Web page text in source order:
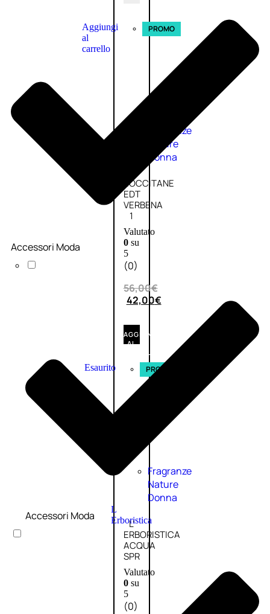
Aggiungi
al
carrello
PROMO
Fragranze
Nature
Donna
L’OCCITANE
EDT
VERBENA
1
Valutato
0su
5
(0)
56,00€
42,00€
AGGIUNGI
AL
CARRELLO
Esaurito PROMO
Fragranze
Nature
Donna
L
Erboristica
L’
ERBORISTICA
ACQUA
SPR
Valutato
0su
5
(0)
Accessori Moda
Accessori Moda